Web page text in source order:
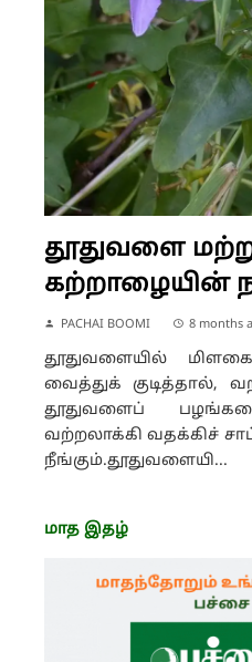
தூதுவளை
கற்றாழையின்
PACHAI BOOMI 8 months
தூதுவளையில்
வைத்துக் குடித்தால்,
தூதுவளைப்
வற்றலாக்கி வதக்கிச்
நீங்கும்.தூதுவளையி...
மாத இதழ்